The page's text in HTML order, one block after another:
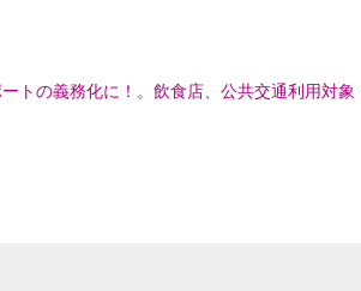
トの義務化に！。飲食店、公共交通利用対象